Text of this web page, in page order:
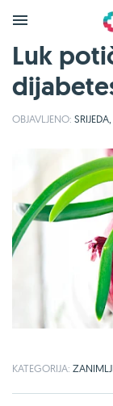
Luk
OBJAVLJENO:
KATEGORIJA: